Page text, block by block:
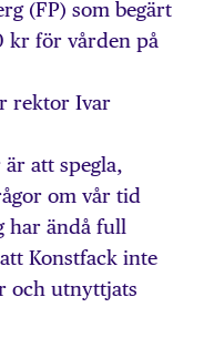
(FP) som begärt
kr för vården på
rektor Ivar
att spegla,
om vår tid
har ändå full
Konstfack inte
och utnyttjats